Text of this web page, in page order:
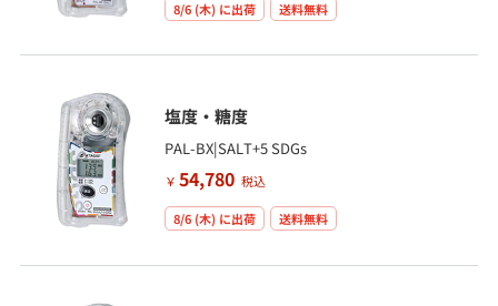
8/6 (木)に出荷 送料無料
塩度・糖度
PAL-BX|SALT+5 SDGs
￥ 54,780 税込
8/6 (木)に出荷 送料無料